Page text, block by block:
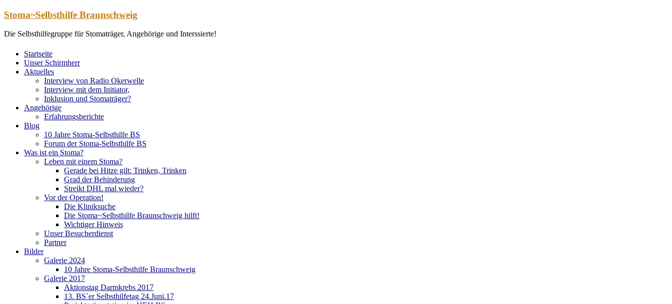
Zum
springen
Stoma~Selbsthilfe Braunschweig
Die Selbsthilfegruppe für Stomaträger, Angehörige und Interssierte!
Startseite
Unser Schirmherr
Aktuelles
Interview von Radio Okerwelle
Interview mit dem Initiator,
Inklusion und Stomaträger?
Angehörige
Erfahrungsberichte
Blog
10 Jahre Stoma-Selbsthilfe BS
Forum der Stoma-Selbsthilfe BS
Was ist ein Stoma?
Leben mit einem Stoma?
Gerade bei Hitze gilt: Trinken, Trinken
Grad der Behinderung
Streikt DHL mal wieder?
Vor der Operation!
Die Kliniksuche
Die Stoma~Selbsthilfe Braunschweig hilft!
Wichtiger Hinweis
Unser Besucherdienst
Partner
Bilder
Galerie 2024
10 Jahre Stoma-Selbsthilfe Braunschweig
Galerie 2017
Aktionstag Darmkrebs 2017
13. BS´er Selbsthilfetag 24.Juni.17